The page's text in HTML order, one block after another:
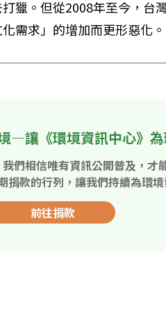
獵。但從2008年至今，台
需求」的增加而更形惡化。
—讓《環境資訊中心》
們相信唯有資訊公開普及，才
捐款的行列，讓我們持續為環境
前往捐款